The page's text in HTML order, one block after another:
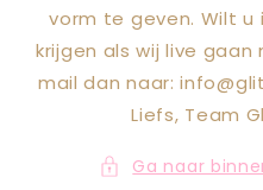
vorm te geven. Wilt
krijgen als wij live
mail dan naar:
Liefs, Team
Ga naar